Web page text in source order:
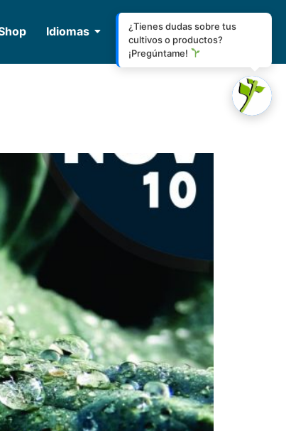
¿Tienes dudas sobre tus
cultivos o productos?
¡Pregúntame!
Idiomas